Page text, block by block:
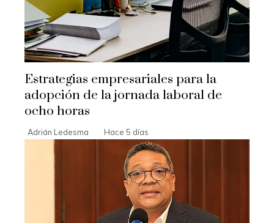
Estrategias empresariales para la
adopción de la jornada laboral de
ocho horas
Adrián Ledesma Hace 5 días